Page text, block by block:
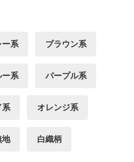
ー系 ブラウン系
ー系 パープル系
系 オレンジ系
地 白織柄